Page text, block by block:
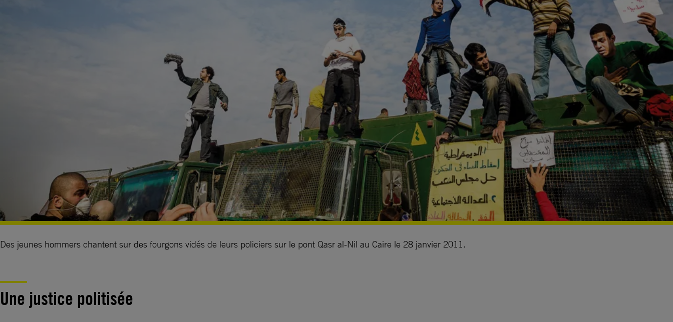
Des jeunes hommers chantent sur des fourgons vidés de leurs policiers sur le pont Qasr al-Nil au Caire le 28 janvier 2011.
Une justice politisée